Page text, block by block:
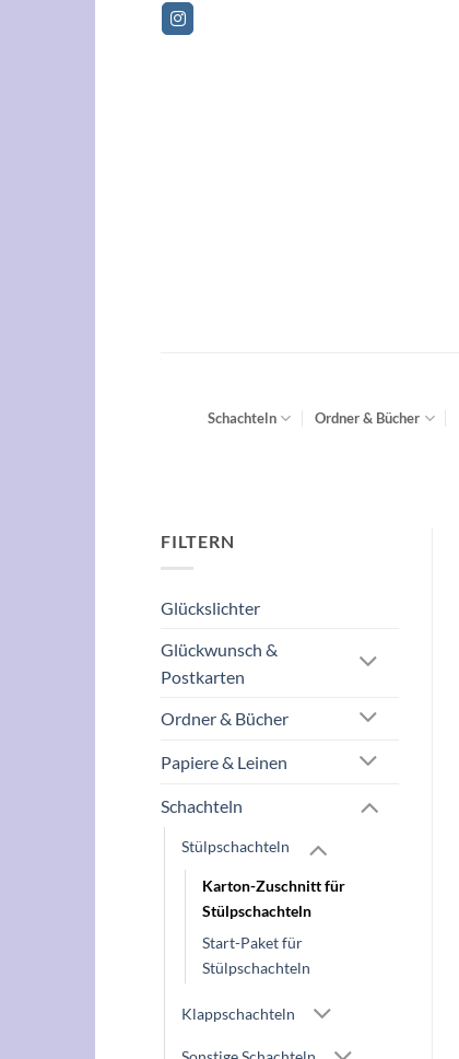
Schachteln Ordner & Bücher
FILTERN
Glückslichter
Glückwunsch &
Postkarten
Ordner & Bücher
Papiere & Leinen
Schachteln
Stülpschachteln
Karton-Zuschnitt für
Stülpschachteln
Start-Paket für
Stülpschachteln
Klappschachteln